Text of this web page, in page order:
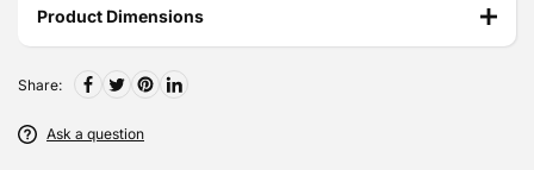
Product Dimensions
Share:
Ask a question